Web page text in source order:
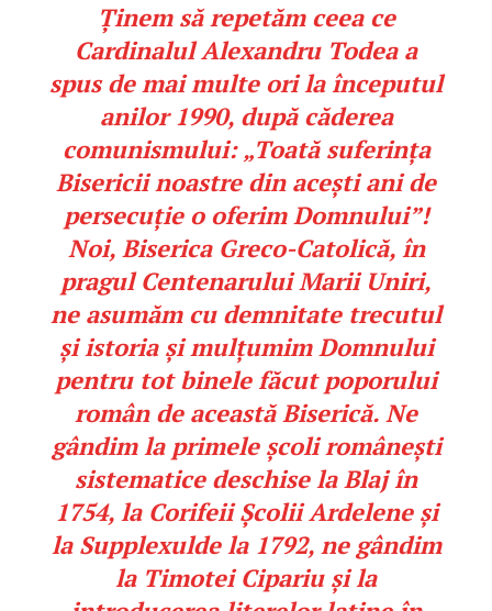
Ținem să repetăm ceea ce
Cardinalul Alexandru Todea a
spus de mai multe ori la începutul
anilor 1990, după căderea
comunismului: „Toată suferința
Bisericii noastre din acești ani de
persecuție o oferim Domnului”!
Noi, Biserica Greco-Catolică, în
pragul Centenarului Marii Uniri,
ne asumăm cu demnitate trecutul
și istoria și mulțumim Domnului
pentru tot binele făcut poporului
român de această Biserică. Ne
gândim la primele școli românești
sistematice deschise la Blaj în
1754, la Corifeii Școlii Ardelene și
la Supplexulde la 1792, ne gândim
la Timotei Cipariu și la